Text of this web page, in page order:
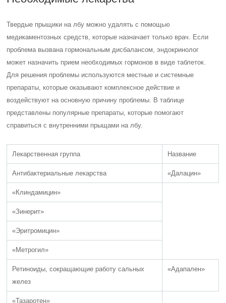
Твердые прыщики на лбу можно удалять с помощью
медикаментозных средств, которые назначает только врач. Если
проблема вызвана гормональным дисбалансом, эндокринолог
может назначить прием необходимых гормонов в виде таблеток.
Для решения проблемы используются местные и системные
препараты, которые оказывают комплексное действие и
воздействуют на основную причину проблемы. В таблице
представлены популярные препараты, которые помогают
справиться с внутренними прыщами на лбу.
Лекарственная группа Название
Антибактериальные лекарства «Далацин»
«Клиндамицин»
«Зинерит»
«Эритромицин»
«Метрогил»
Ретиноиды, сокращающие работу сальных
желез
«Адапален»
«Тазаротен»